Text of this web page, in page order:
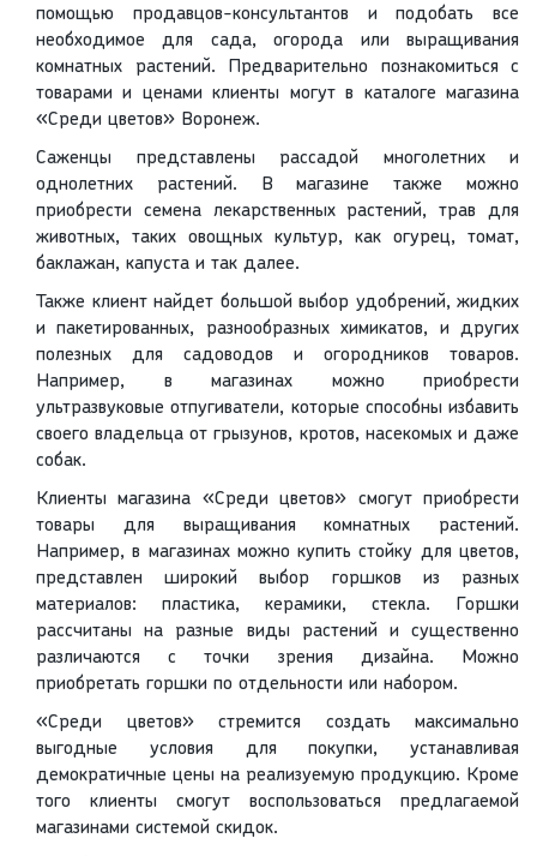
помощью продавцов-консультантов и подобать все
необходимое для сада, огорода или выращивания
комнатных растений. Предварительно познакомиться с
товарами и ценами клиенты могут в каталоге магазина
«Среди цветов» Воронеж.
Саженцы представлены рассадой многолетних и
однолетних растений. В магазине также можно
приобрести семена лекарственных растений, трав для
животных, таких овощных культур, как огурец, томат,
баклажан, капуста и так далее.
Также клиент найдет большой выбор удобрений, жидких
и пакетированных, разнообразных химикатов, и других
полезных для садоводов и огородников товаров.
Например, в магазинах можно приобрести
ультразвуковые отпугиватели, которые способны избавить
своего владельца от грызунов, кротов, насекомых и даже
собак.
Клиенты магазина «Среди цветов» смогут приобрести
товары для выращивания комнатных растений.
Например, в магазинах можно купить стойку для цветов,
представлен широкий выбор горшков из разных
материалов: пластика, керамики, стекла. Горшки
рассчитаны на разные виды растений и существенно
различаются с точки зрения дизайна. Можно
приобретать горшки по отдельности или набором.
«Среди цветов» стремится создать максимально
выгодные условия для покупки, устанавливая
демократичные цены на реализуемую продукцию. Кроме
того клиенты смогут воспользоваться предлагаемой
магазинами системой скидок.